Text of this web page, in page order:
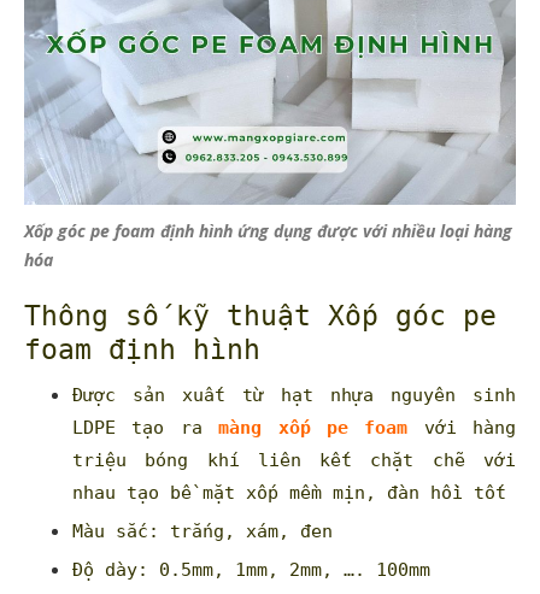
Xốp góc pe foam định hình ứng dụng được với nhiều loại hàng
hóa
Thông số kỹ thuật Xốp góc pe
foam định hình
Được sản xuất từ hạt nhựa nguyên sinh
LDPE tạo ramàng xốp pe foam với hàng
triệu bóng khí liên kết chặt chẽ với
nhau tạo bề mặt xốp mềm mịn, đàn hồi tốt
Màu sắc: trắng, xám, đen
Độ dày: 0.5mm, 1mm, 2mm, …. 100mm